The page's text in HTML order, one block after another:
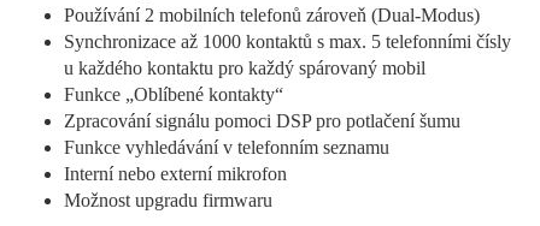
Používání 2 mobilních telefonů zároveň (Dual-Modus)
Synchronizace až 1000 kontaktů s max. 5 telefonními čísly
u každého kontaktu pro každý spárovaný mobil
Funkce „Oblíbené kontakty“
Zpracování signálu pomoci DSP pro potlačení šumu
Funkce vyhledávání v telefonním seznamu
Interní nebo externí mikrofon
Možnost upgradu firmwaru